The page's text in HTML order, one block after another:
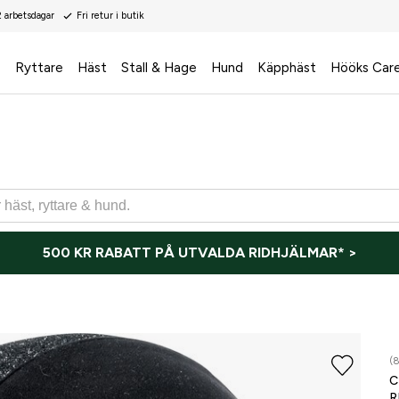
Fri retur i butik
Ryttare Häst Stall & Hage Hund Käpphäst Hööks
500 KR RABATT PÅ UTVALDA RIDHJÄLMAR* >